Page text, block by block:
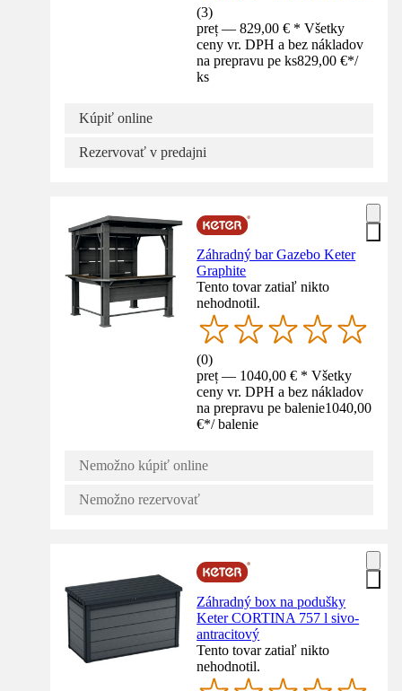
(3)
preț — 829,00 € * Všetky
ceny vr. DPH a bez nákladov
na prepravu pe ks829,00 €*/
ks
Kúpiť online
Rezervovať v predajni
Záhradný bar Gazebo Keter
Graphite
Tento tovar zatiaľ nikto
nehodnotil.
(0)
preț — 1040,00 € * Všetky
ceny vr. DPH a bez nákladov
na prepravu pe balenie1040,00
€*/ balenie
Nemožno kúpiť online
Nemožno rezervovať
Záhradný box na podušky
Keter CORTINA 757 l sivo-
antracitový
Tento tovar zatiaľ nikto
nehodnotil.